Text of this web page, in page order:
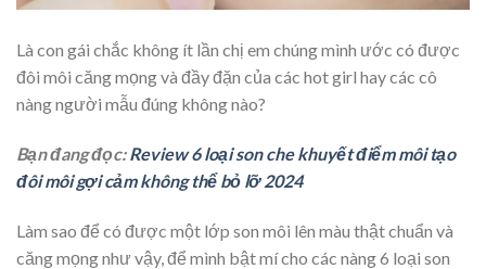
Là con gái chắc không ít lần chị em chúng mình ước có được
đôi môi căng mọng và đầy đặn của các hot girl hay các cô
nàng người mẫu đúng không nào?
Bạn đang đọc:Review 6 loại son che khuyết điểm môi tạo
đôi môi gợi cảm không thể bỏ lỡ 2024
Làm sao để có được một lớp son môi lên màu thật chuẩn và
căng mọng như vậy, để mình bật mí cho các nàng 6 loại son